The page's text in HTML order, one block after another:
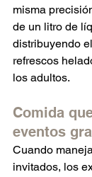
misma
de un litro de
distribuyendo
refrescos
los adultos.
Comida
eventos
Cuando
invitados, los